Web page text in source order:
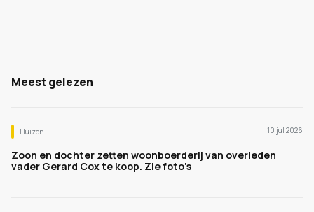
Meest gelezen
Huizen 10 jul 2026
Zoon en dochter zetten woonboerderij van overleden
vader Gerard Cox te koop. Zie foto's